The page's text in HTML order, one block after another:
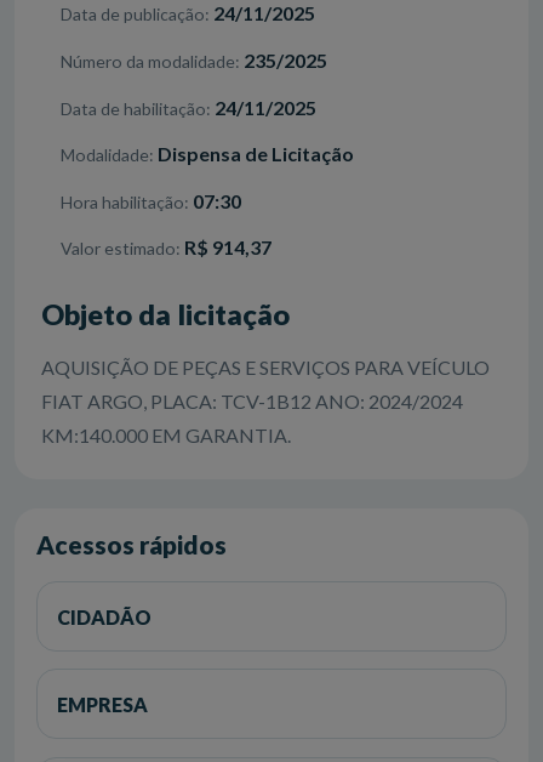
Data de publicação 24/11/2025
Número da modalidade 235/2025
Data de habilitação 24/11/2025
Modalidade Dispensa de Licitação
Hora habilitação 07:30
Valor estimado R$ 914,37
Objeto da licitação
AQUISIÇÃO DE PEÇAS E SERVIÇOS PARA VEÍCULO
FIAT ARGO, PLACA: TCV-1B12 ANO: 2024/2024
KM:140.000 EM GARANTIA.
Acessos rápidos
CIDADÃO
EMPRESA